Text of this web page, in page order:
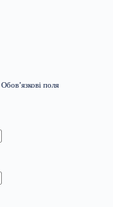
Обов’язкові поля